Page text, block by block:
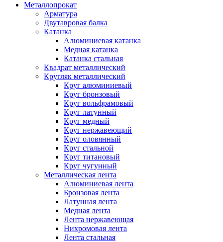
Металлопрокат
Арматура
Двутавровая балка
Катанка
Алюминиевая катанка
Медная катанка
Катанка стальная
Квадрат металлический
Кругляк металлический
Круг алюминиевый
Круг бронзовый
Круг вольфрамовый
Круг латунный
Круг медный
Круг нержавеющий
Круг оловянный
Круг стальной
Круг титановый
Круг чугунный
Металлическая лента
Алюминиевая лента
Бронзовая лента
Латунная лента
Медная лента
Лента нержавеющая
Нихромовая лента
Лента стальная